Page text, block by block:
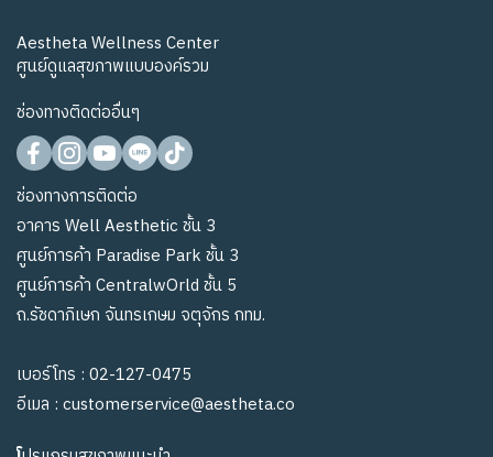
Aestheta Wellness Center
ศูนย์ดูแลสุขภาพแบบองค์รวม
ช่องทางติดต่ออื่นๆ
ช่องทางการติดต่อ
อาคาร Well Aesthetic ชั้น 3
ศูนย์การค้า Paradise Park ชั้น 3
ศูนย์การค้า CentralwOrld ชั้น 5
ถ.รัชดาภิเษก จันทรเกษม จตุจักร กทม.
เบอร์โทร : 02-127-0475
อีเมล : customerservice@aestheta.co